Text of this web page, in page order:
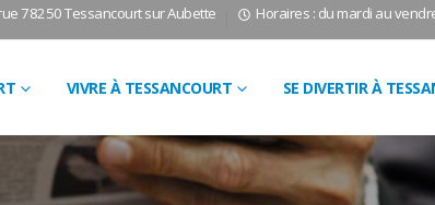
78250 Tessancourt sur Aubette Horaires : du mardi au
VIVRE À TESSANCOURT SE DIVERTIR À